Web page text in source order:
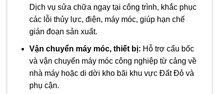
Dịch vụ sửa chữa ngay tại công trình, khắc phục
các lỗi thủy lực, điện, máy móc, giúp hạn chế
gián đoạn sản xuất.
Vận chuyển máy móc, thiết bị: Hỗ trợ cẩu bốc
và vận chuyển máy móc công nghiệp từ cảng về
nhà máy hoặc di dời kho bãi khu vực Đất Đỏ và
phụ cận.